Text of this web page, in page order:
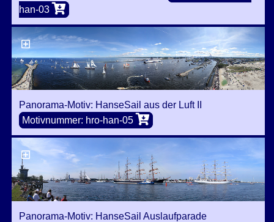
han-03
Panorama-Motiv: HanseSail aus der Luft II
Motivnummer: hro-han-05
Panorama-Motiv: HanseSail Auslaufparade